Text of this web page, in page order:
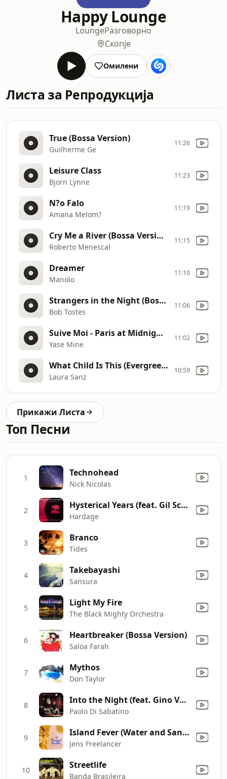
Happy Lounge
LoungeРазговорно
Скопје
Омилени
Листа за Репродукција
True (Bossa Version)
Guilherme Ge
11:26
Leisure Class
Bjorn Lynne
11:23
N?o Falo
Amana Melom?
11:19
Cry Me a River (Bossa Version)
Roberto Menescal
11:15
Dreamer
Manolo
11:10
Strangers in the Night (Bossa Version)
Bob Tostes
11:06
Suive Moi - Paris at Midnight Minimal Noir Mix
Yase Mine
11:02
What Child Is This (Evergreen)
Laura Sanz
10:59
Прикажи Листа
Топ Песни
1 Technohead
Nick Nicolas
2 Hysterical Years (feat. Gil Scott-Heron) [Luca Elle Tech Remix]
Hardage
3 Branco
Tides
4 Takebayashi
Sansura
5 Light My Fire
The Black Mighty Orchestra
6 Heartbreaker (Bossa Version)
Saloa Farah
7 Mythos
Don Taylor
8 Into the Night (feat. Gino Vannelli)
Paolo Di Sabatino
9 Island Fever (Water and Sand at the Beach Bar Mix)
Jens Freelancer
10 Streetlife
Banda Brasileira